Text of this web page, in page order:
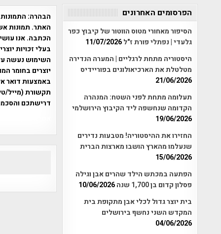
הבהרה:
האתר. תמונות
הכתבה. אנו
בעלי זכויות
יוצרים בחומר
תקשורת (מייל/
דרישתכם
הפרסומים האחרונים
הסיפור מאחורי מטוס הווטור של קיבוץ כפר
גלעדי | נפתלי פורת ז"ל11/07/2026
היסטוריה מתחת לרגליים | המערה הנדירה
מטלטלת את הארכיאולוגים בפוריידיס
21/06/2026
תעלומה מתחת לפני השטח: המנהרה
הקדומה שנחשפה ליד הקיבוץ הירושלמי
19/06/2026
החזירו את ההיסטוריה! מטבעות נדירים
שנעלמו מהארץ הושבו מארצות הברית
15/06/2026
הפתעה במכתש הילד שהרים אבן וגילה
פסלון קדום בן 1,700 שנה
10/06/2026
בית יוצר גדול לכלי אבן מתקופת בית
המקדש השני נחשף בירושלים
04/06/2026